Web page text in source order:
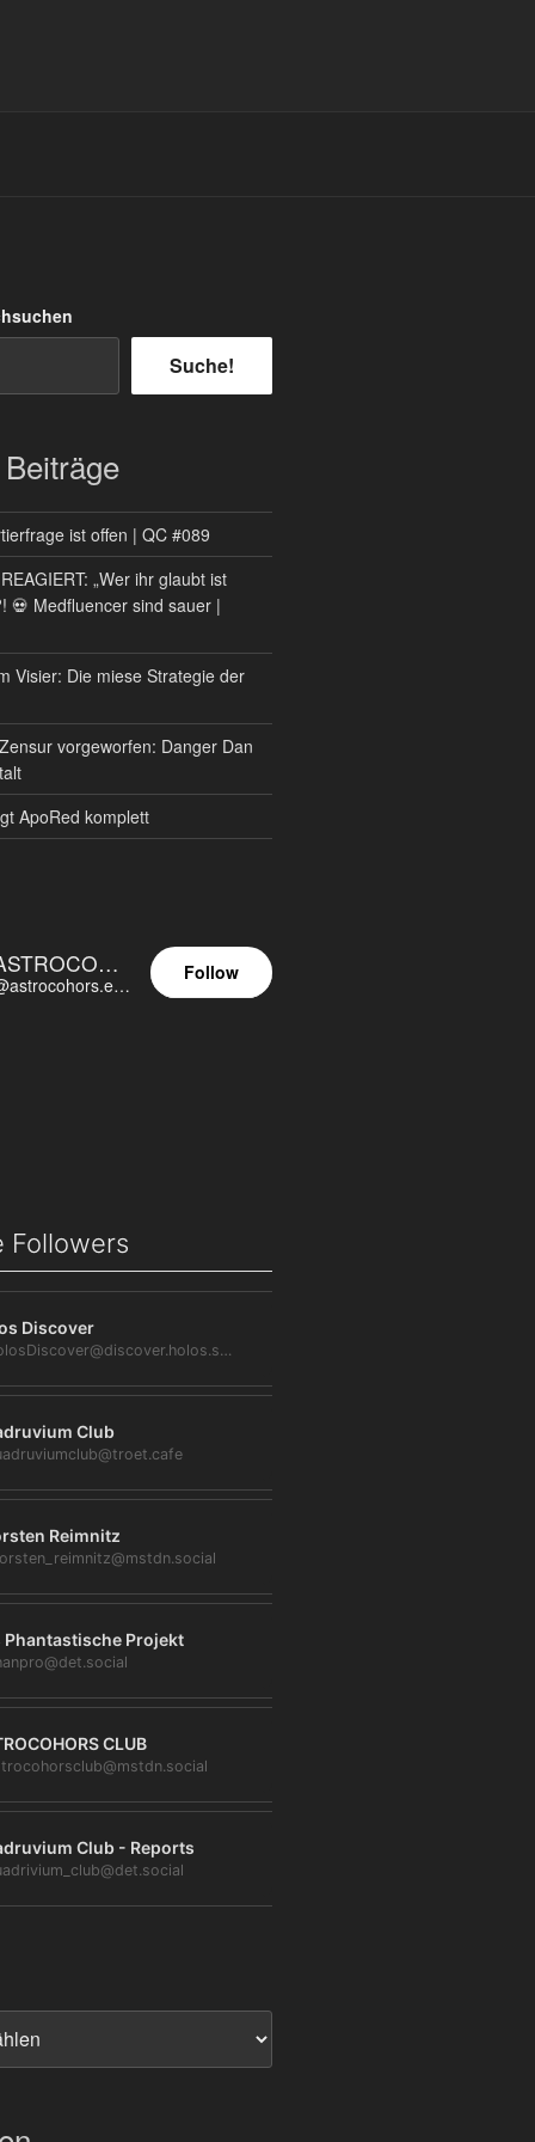
Suche!
ist offen | QC #089
„Wer ihr glaubt ist
💀 Medfluencer sind sauer |
Visier: Die miese Strategie der
vorgeworfen: Danger Dan
ApoRed komplett
ASTROCOHORS EUNOIA ULTIMA
@astrocohors.eu@astrocohors.eu
Follow
Followers
Discover
@HolosDiscover@discover.holos.social
Club
Reimnitz
Phantastische Projekt
CLUB
Club - Reports